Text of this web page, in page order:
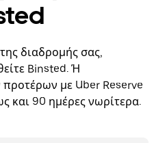
διαδρομής σας,
Binsted. Ή
με Uber Reserve
και 90 ημέρες νωρίτερα.